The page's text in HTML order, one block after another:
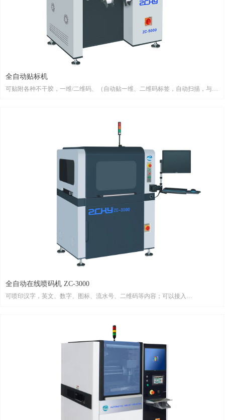
全自动贴标机
可贴附各种不干胶，一维/二维码、（自动贴一维、二维码标签，自动扫描，与
全自动在线喷码机 ZC-3000
可喷印汉字，英文、数字、图标、流水号、二维码等内容；可以接入
酒精擦拭，过炉高温固化后，油墨可以抗酒精、抗摩擦和IPA腐蚀等；可在线添
加耗材不停机；节约人工贴标成本，自动化程度高，喷码位置精确，提升产品质